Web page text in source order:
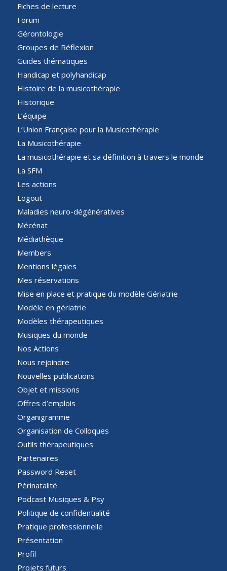
Fiches de lecture
Forum
Gérontologie
Groupes de Réflexion
Guides thématiques
Handicap et polyhandicap
Histoire de la musicothérapie
Historique
L’équipe
L’Union Française pour la Musicothérapie
La Musicothérapie
La musicothérapie et sa définition à travers le monde
La SFM
Les actions
Logout
Maladies neuro-dégénératives
Mécénat
Médiathèque
Members
Mentions légales
Mes réservations
Mise en place et pratique du modèle Gériatrie
Modèle en gériatrie
Modèles thérapeutiques
Musiques du monde
Nos Actions
Nous rejoindre
Nouvelles publications
Objet et missions
Offres d’emplois
Organigramme
Organisation de Colloques
Outils thérapeutiques
Partenaires
Password Reset
Périnatalité
Podcast Musiques & Psy
Politique de confidentialité
Pratique professionnelle
Présentation
Profil
Projets futurs